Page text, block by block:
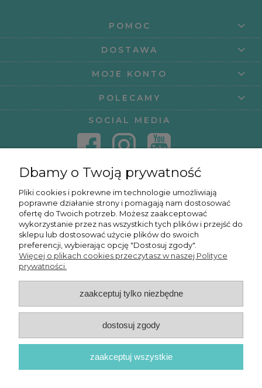
POMOC
DOSTAWA
MOJE KONTO
POLECAMY
SOCIAL MEDIA
KURSY ONLINE
OSMPOWER SP. Z O.O.
POKAŻ PEŁNĄ WERSJĘ STRONY
© 2026 OSMPower - Wszelkie prawa zastrzeżone
Dbamy o Twoją prywatność
Pliki cookies i pokrewne im technologie umożliwiają
poprawne działanie strony i pomagają nam dostosować
ofertę do Twoich potrzeb. Możesz zaakceptować
wykorzystanie przez nas wszystkich tych plików i przejść do
sklepu lub dostosować użycie plików do swoich
preferencji, wybierając opcję "Dostosuj zgody".
Więcej o plikach cookies przeczytasz w naszej Polityce
prywatności.
zaakceptuj tylko niezbędne
dostosuj zgody
zaakceptuj wszystkie